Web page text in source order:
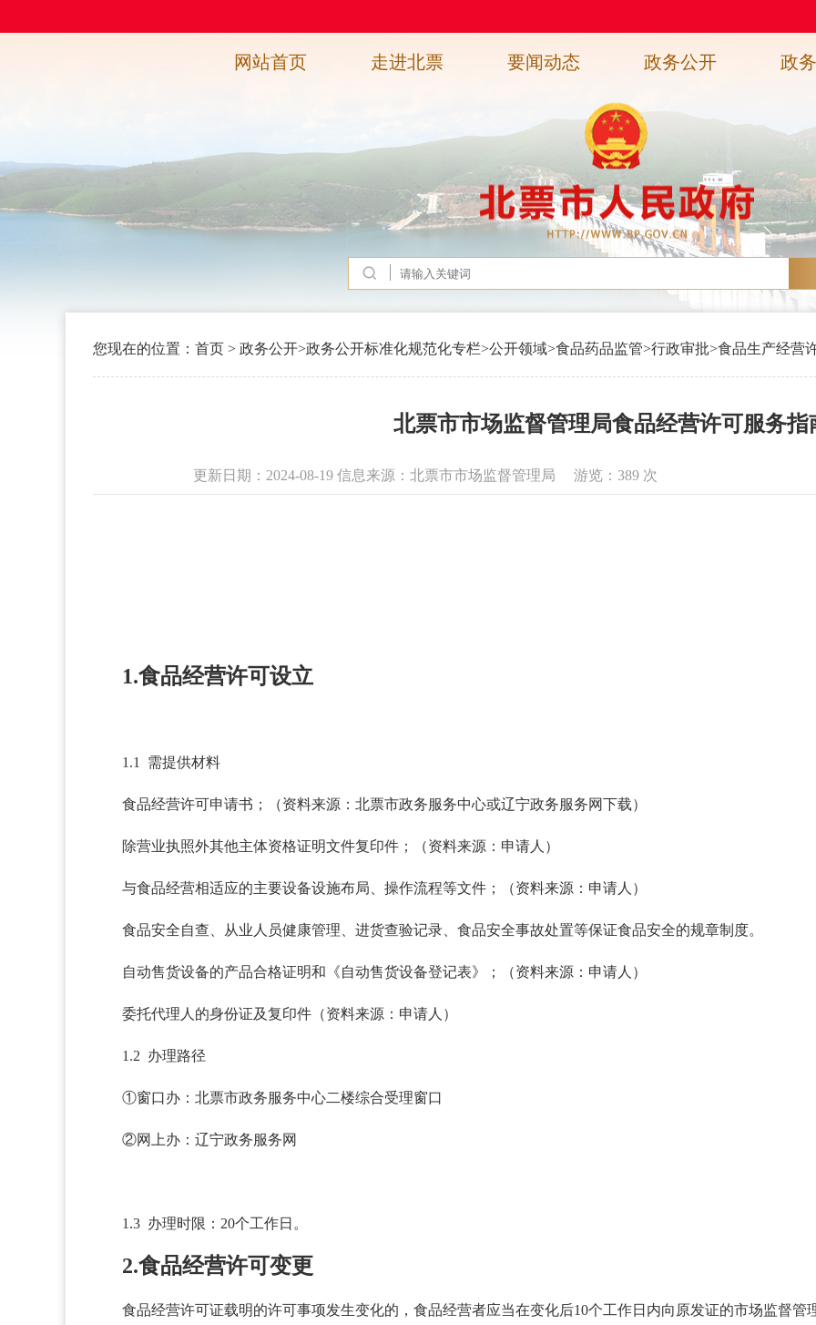
网站首页 走进北票 要闻动态 政务公开 政
您现在的位置： 首页 > 政务公开>政务公开标准化规范化专栏>公开领域>食品药品监管>行政审批>食品生产经营
北票市市场监督管理局食品经营许可服务指
更新日期：2024-08-19 信息来源：北票市市场监督管理局 游览： 389 次
1.食品经营许可设立
1.1 需提供材料
食品经营许可申请书；（资料来源：北票市政务服务中心或辽宁政务服务网下载）
除营业执照外其他主体资格证明文件复印件；（资料来源：申请人）
与食品经营相适应的主要设备设施布局、操作流程等文件；（资料来源：申请人）
食品安全自查、从业人员健康管理、进货查验记录、食品安全事故处置等保证食品安全的规章制度。
自动售货设备的产品合格证明和《自动售货设备登记表》；（资料来源：申请人）
委托代理人的身份证及复印件（资料来源：申请人）
1.2 办理路径
①窗口办：北票市政务服务中心二楼综合受理窗口
②网上办：辽宁政务服务网
1.3 办理时限：20个工作日。
2.食品经营许可变更
食品经营许可证载明的许可事项发生变化的，食品经营者应当在变化后10个工作日内向原发证的市场监督管